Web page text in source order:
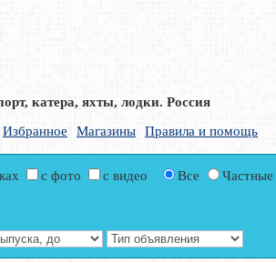
катера, яхты, лодки. Россия
Избранное Магазины Правила и помощь
с фото Все Частные